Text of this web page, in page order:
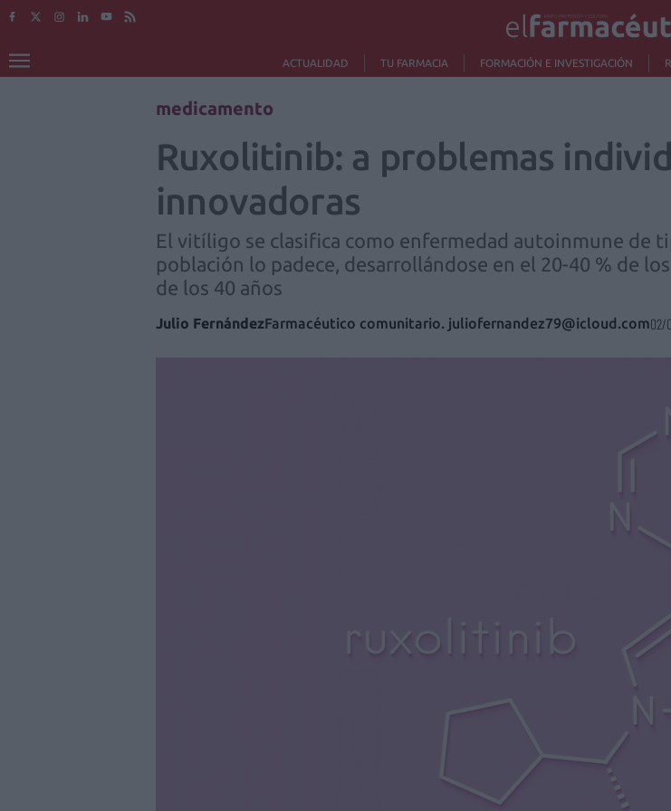
ACTUALIDAD TU FARMACIA FORMACIÓN E INVESTIGACIÓN
medicamento
Ruxolitinib: a problemas
innovadoras
El vitíligo se clasifica como enfermedad autoinmune de
población lo padece, desarrollándose en el 20-40 % de
de los 40 años
Julio FernándezFarmacéutico comunitario. juliofernandez79@icloud.com02/